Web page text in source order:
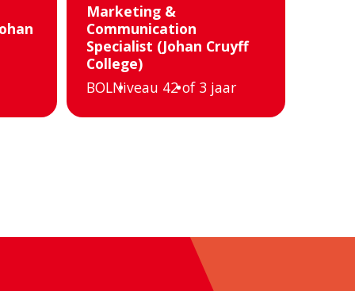
Marketing &
Communication
Specialist (Johan Cruyff
College)
BOLNiveau 42 of 3 jaar